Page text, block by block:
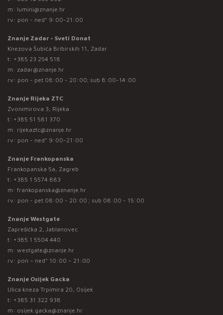
m: lumini@znanje.hr
rv: pon - ned* 9:00-21:00
Znanje Zadar - Sveti Donat
Knezova Šubića Bribirskih 11, Zadar
t: +385 23 254 518
m: zadar@znanje.hr
rv: pon - pet 08:00 - 20:00; sub 8:00-14:00
Znanje Rijeka ZTC
Zvonimirova 3, Rijeka
t: +385 51 581 370
m: rijekaztc@znanje.hr
rv: pon - ned* 9:00-21:00
Znanje Frankopanska
Frankopanska 5a, Zagreb
t: +385 1 5574 883
m: frankopanska@znanje.hr
rv: pon - pet 08:00 - 20:00 ; sub 08:00 - 15:00
Znanje Westgate
Zaprešićka 2, Jablanovec
t: +385 1 5504 440
m: westgate@znanje.hr
rv: pon – ned* 10:00 – 21:00
Znanje Osijek Gacka
Ulica kneza Trpimira 20, Osijek
t: +385 31 322 938
m: osijek.gacka@znanje.hr